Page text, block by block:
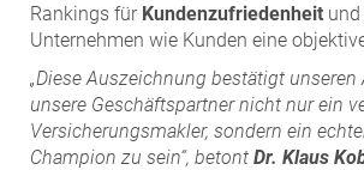
Pressekontakt
Rankings für Kundenzufriedenheit
Unternehmen wie Kunden eine
„Diese Auszeichnung bestätigt unseren
unsere Geschäftspartner nicht nur ein
Versicherungsmakler, sondern ein
Champion zu sein“, betont Dr. Klaus